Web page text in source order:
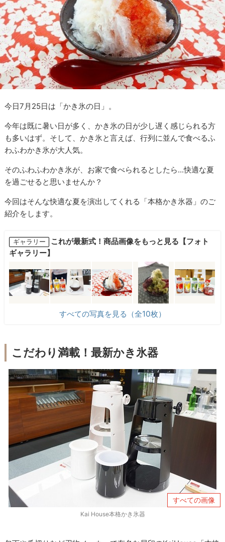
今日7月25日は「かき氷の日」。
今年は既に暑い日が多く、かき氷の日が少し遅く感じられる方
も多いはず。そして、かき氷と言えば、行列に並んで食べるふ
わふわかき氷が大人気。
そのふわふわかき氷が、お家で食べられるとしたら...快適な夏
を過ごせると思いませんか？
今回はそんな快適な夏を演出してくれる「本格かき氷器」のご
紹介をします。
ギャラリー
これが最新式！商品画像をもっと見る【フォト
ギャラリー】
すべての写真を見る（全10枚）
こだわり満載！最新かき氷器
すべての画像
Kai House本格かき氷器